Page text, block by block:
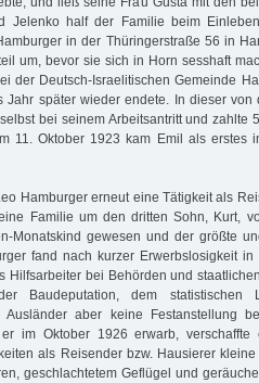
Jelenko half der Familie beim
in der Thüringerstraße 56 in
um, bevor sie sich in Horn sesshaft
der Deutsch-Israelitischen Gemeinde
Jahr später wieder endete. In dieser von
bei seinem Arbeitsantritt und zahlte
11. Oktober 1923 kam Emil als erstes
Hamburger erneut eine Tätigkeit als
Familie um den dritten Sohn, Kurt,
Monatskind gewesen und der größte
fand nach kurzer Erwerbslosigkeit
Hilfsarbeiter bei Behörden und
der Baudeputation, dem statistischen
Ausländer aber keine Festanstellung
er im Oktober 1926 erwarb,
als Reisender bzw. Hausierer
geschlachtetem Geflügel und